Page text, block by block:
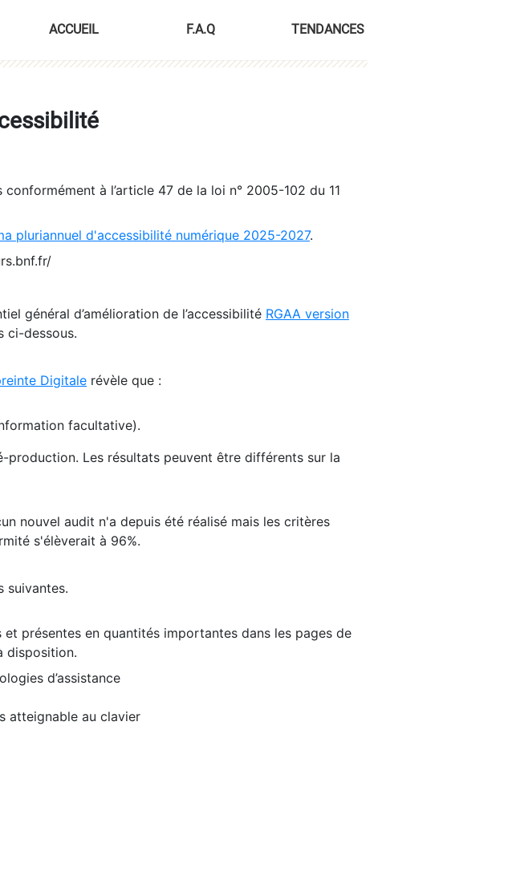
ACCUEIL F.A.Q TENDANCES
à l’article 47 de la loi n° 2005-102 du 11
pluriannuel d'accessibilité numérique 2025-2027.
général d’amélioration de l’accessibilité RGAA version
ci-dessous.
Digitale révèle que :
facultative).
production. Les résultats peuvent être différents sur la
nouvel audit n'a depuis été réalisé mais les critères
s'élèverait à 96%.
suivantes.
présentes en quantités importantes dans les pages de
disposition.
d’assistance
atteignable au clavier